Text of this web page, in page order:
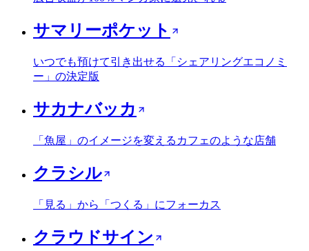
サマリーポケット
いつでも預けて引き出せる「シェアリングエコノミ
ー」の決定版
サカナバッカ
「魚屋」のイメージを変えるカフェのような店舗
クラシル
「見る」から「つくる」にフォーカス
クラウドサイン